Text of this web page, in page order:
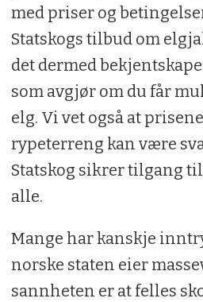
med priser og
Statskogs tilbud om
det dermed
som avgjør om du får
elg. Vi vet også at
rypeterreng kan være
Statskog sikrer tilgang
alle.
Mange har kanskje
norske staten eier
sannheten er at felles